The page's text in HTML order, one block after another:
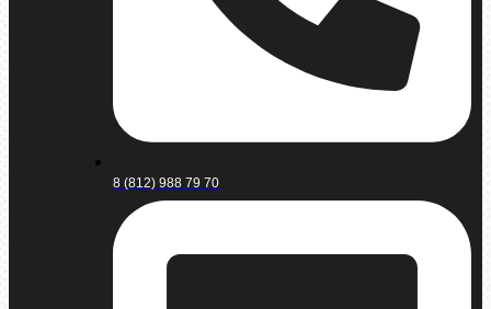
8 (812) 988 79 70